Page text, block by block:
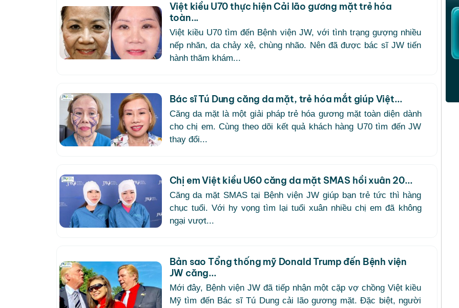
Việt kiều U70 thực hiện Cải lão gương mặt trẻ hóa
toàn...
Việt kiều U70 tìm đến Bệnh viện JW, với tình trạng gượng nhiều
nếp nhăn, da chảy xệ, chùng nhão. Nên đã được bác sĩ JW tiến
hành thăm khám...
Bác sĩ Tú Dung căng da mặt, trẻ hóa mắt giúp Việt...
Căng da mặt là một giải pháp trẻ hóa gương mặt toàn diện dành
cho chị em. Cùng theo dõi kết quả khách hàng U70 tìm đến JW
thay đổi...
Chị em Việt kiều U60 căng da mặt SMAS hồi xuân 20...
Căng da mặt SMAS tại Bệnh viện JW giúp bạn trẻ tức thì hàng
chục tuổi. Với hy vọng tìm lại tuổi xuân nhiều chị em đã không
ngại vượt...
Bản sao Tổng thống mỹ Donald Trump đến Bệnh viện
JW căng...
Mới đây, Bệnh viện JW đã tiếp nhận một cặp vợ chồng Việt kiều
Mỹ tìm đến Bác sĩ Tú Dung cải lão gương mặt. Đặc biệt, người